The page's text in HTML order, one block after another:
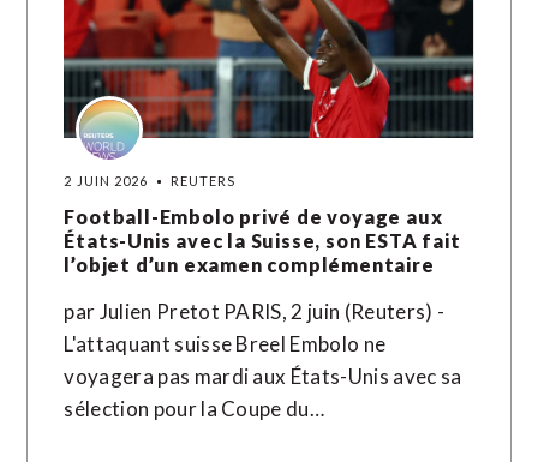
2 JUIN 2026 REUTERS
Football-Embolo privé de voyage aux
États-Unis avec la Suisse, son ESTA fait
l’objet d’un examen complémentaire
par Julien Pretot PARIS, 2 juin (Reuters) -
L'attaquant suisse Breel Embolo ne
voyagera pas mardi aux États-Unis avec sa
sélection pour la Coupe du…